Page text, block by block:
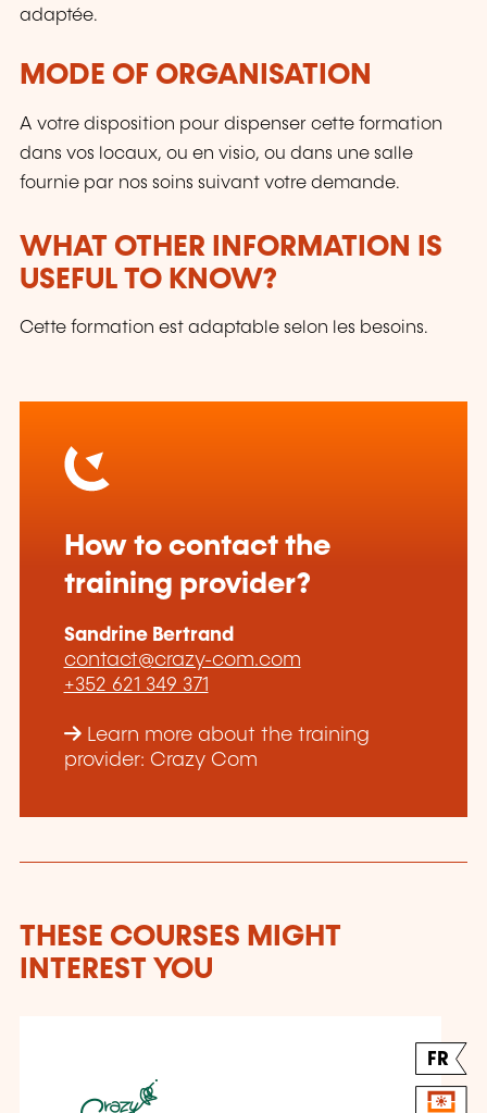
adaptée.
MODE OF ORGANISATION
A votre disposition pour dispenser cette formation
dans vos locaux, ou en visio, ou dans une salle
fournie par nos soins suivant votre demande.
WHAT OTHER INFORMATION IS
USEFUL TO KNOW?
Cette formation est adaptable selon les besoins.
How to contact the
training provider?
Sandrine Bertrand
contact@crazy-com.com
+352 621 349 371
Learn more about the training
provider: Crazy Com
THESE COURSES MIGHT
INTEREST YOU
FR